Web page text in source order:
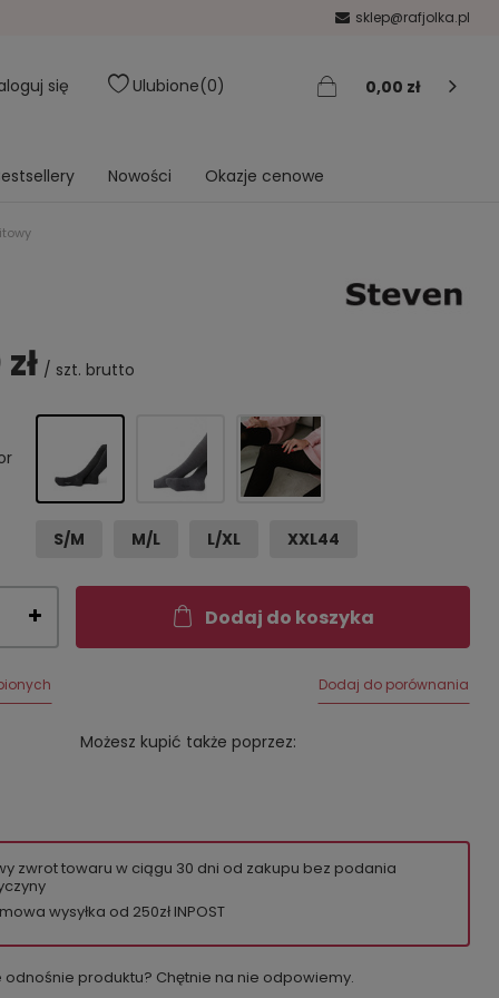
sklep@rafjolka.pl
się Ulubione 0 0,00 zł
Nowości Okazje cenowe
/ szt. brutto
S/M M/L L/XL XXL44
Dodaj do koszyka
Dodaj do porównania
Możesz kupić także poprzez:
zwrot towaru w ciągu 30 dni od zakupu bez podania
wysyłka od 250zł INPOST
odnośnie produktu? Chętnie na nie odpowiemy.